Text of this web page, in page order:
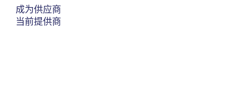
成为供应商
当前提供商